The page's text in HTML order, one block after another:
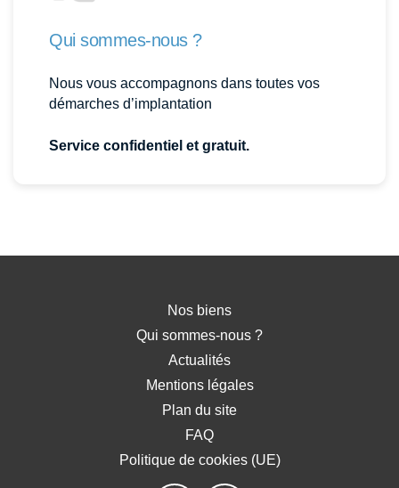
Qui sommes-nous ?
Nous vous accompagnons dans toutes vos
démarches d’implantation
Service confidentiel et gratuit.
Nos biens
Qui sommes-nous ?
Actualités
Mentions légales
Plan du site
FAQ
Politique de cookies (UE)